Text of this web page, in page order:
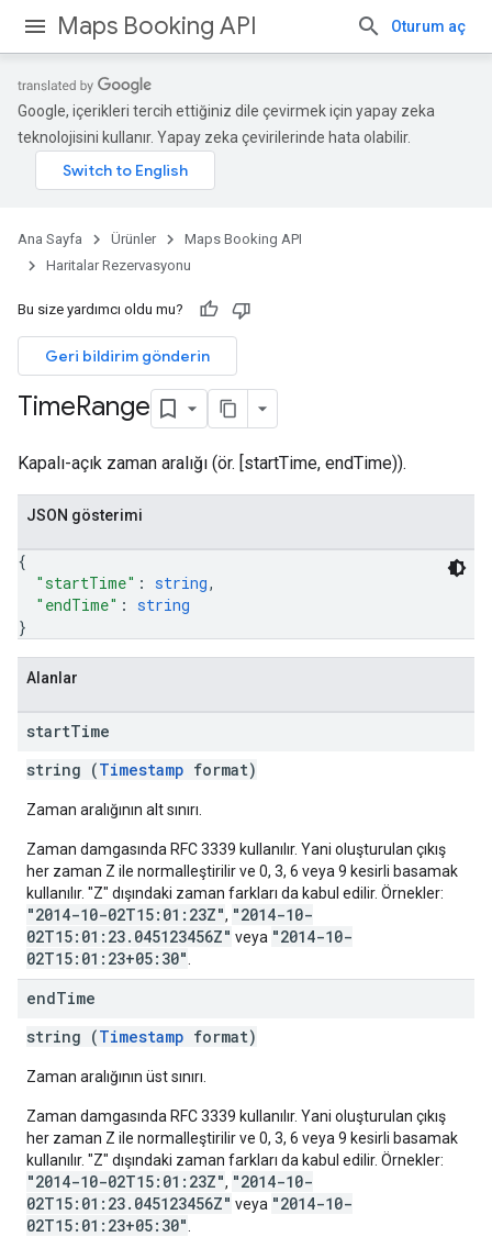
Maps Booking API Oturum aç
Google, içerikleri tercih ettiğiniz dile çevirmek için yapay zeka
teknolojisini kullanır. Yapay zeka çevirilerinde hata olabilir.
Ana Sayfa Ürünler
Maps Booking API
Haritalar Rezervasyonu
Bu size yardımcı oldu mu?
Geri bildirim gönderin
TimeRange
Kapalı-açık zaman aralığı (ör. [startTime, endTime)).
JSON gösterimi
{
"startTime" : string,
"endTime" : string
}
Alanlar
startTime
string (Timestamp format)
Zaman aralığının alt sınırı.
Zaman damgasında RFC 3339 kullanılır. Yani oluşturulan çıkış
her zaman Z ile normalleştirilir ve 0, 3, 6 veya 9 kesirli basamak
kullanılır. "Z" dışındaki zaman farkları da kabul edilir. Örnekler:
"2014-10-02T15:01:23Z", "2014-10-
02T15:01:23.045123456Z" veya "2014-10-
02T15:01:23+05:30"
endTime
string (Timestamp format)
Zaman aralığının üst sınırı.
Zaman damgasında RFC 3339 kullanılır. Yani oluşturulan çıkış
her zaman Z ile normalleştirilir ve 0, 3, 6 veya 9 kesirli basamak
kullanılır. "Z" dışındaki zaman farkları da kabul edilir. Örnekler:
"2014-10-02T15:01:23Z", "2014-10-
02T15:01:23.045123456Z" veya "2014-10-
02T15:01:23+05:30"